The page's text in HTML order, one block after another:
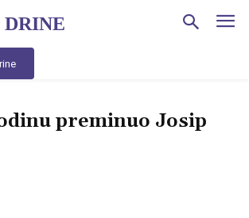
DRINE
preminuo Josip